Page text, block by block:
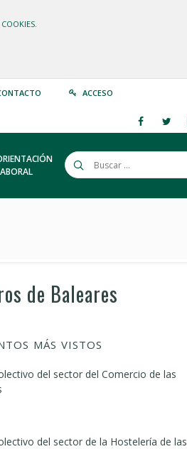
ACCESO
de Baleares
MÁS VISTOS
del sector del Comercio de las
del sector de la Hostelería de las